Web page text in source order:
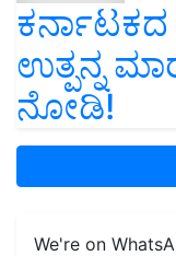
ಉತ್ಪನ್ನ
ನೋಡಿ!
We're on